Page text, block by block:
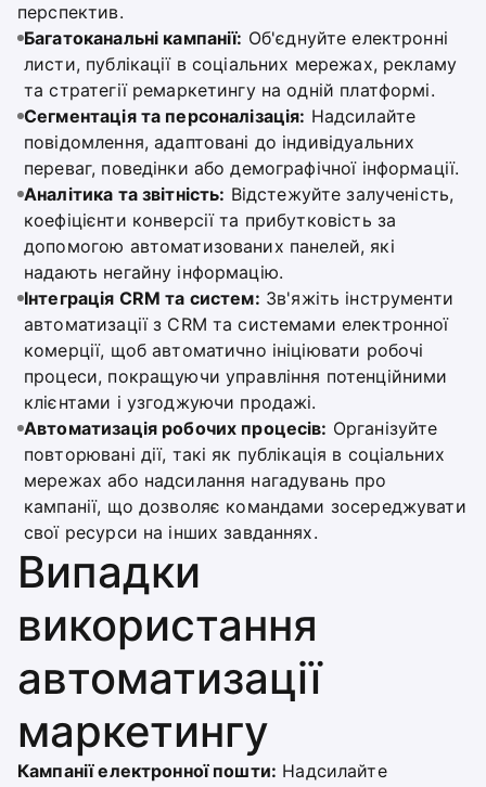
перспектив.
Багатоканальні кампанії: Об'єднуйте електронні
листи, публікації в соціальних мережах, рекламу
та стратегії ремаркетингу на одній платформі.
Сегментація та персоналізація: Надсилайте
повідомлення, адаптовані до індивідуальних
переваг, поведінки або демографічної інформації.
Аналітика та звітність: Відстежуйте залученість,
коефіцієнти конверсії та прибутковість за
допомогою автоматизованих панелей, які
надають негайну інформацію.
Інтеграція CRM та систем: Зв'яжіть інструменти
автоматизації з CRM та системами електронної
комерції, щоб автоматично ініціювати робочі
процеси, покращуючи управління потенційними
клієнтами і узгоджуючи продажі.
Автоматизація робочих процесів: Організуйте
повторювані дії, такі як публікація в соціальних
мережах або надсилання нагадувань про
кампанії, що дозволяє командами зосереджувати
свої ресурси на інших завданнях.
Випадки
використання
автоматизації
маркетингу
Кампанії електронної пошти: Надсилайте